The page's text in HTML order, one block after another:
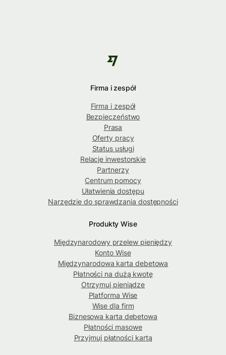
Firma i zespół
Firma i zespół
Bezpieczeństwo
Prasa
Oferty pracy
Status usługi
Relacje inwestorskie
Partnerzy
Centrum pomocy
Ułatwienia dostępu
Narzędzie do sprawdzania dostępności
Produkty Wise
Międzynarodowy przelew pieniędzy
Konto Wise
Międzynarodowa karta debetowa
Płatności na dużą kwotę
Otrzymuj pieniądze
Platforma Wise
Wise dla firm
Biznesowa karta debetowa
Płatności masowe
Przyjmuj płatności kartą